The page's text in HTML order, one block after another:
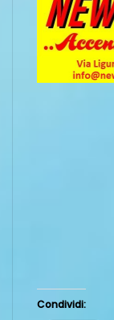
Condividi: